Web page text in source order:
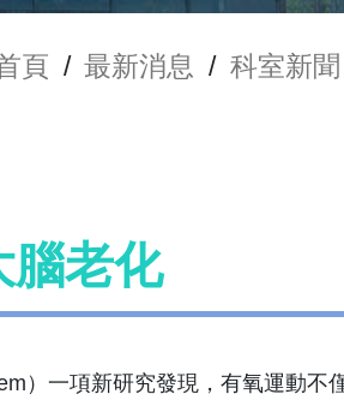
頁 / 最新消息 / 科室新聞
腦老化
）一項新研究發現，有氧運動不